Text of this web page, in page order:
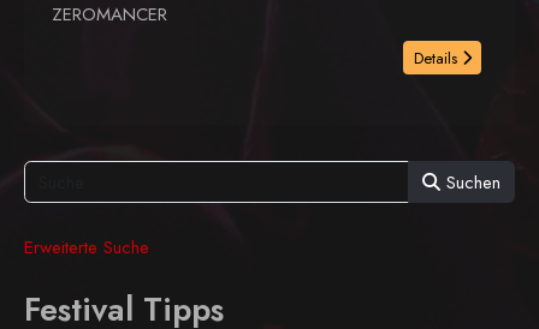
ZEROMANCER
Details
Suchen
Erweiterte Suche
Festival Tipps